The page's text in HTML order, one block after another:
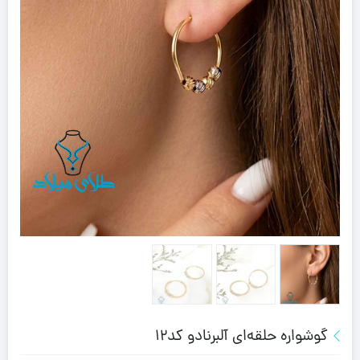
گوشواره حلقه‌ای آلبرنادو کد12